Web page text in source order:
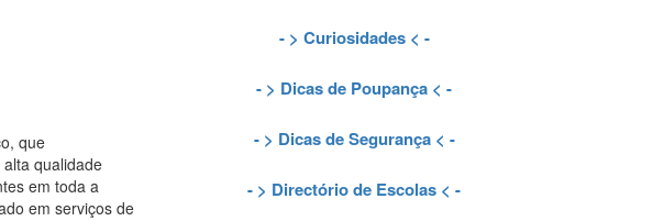
que
qualidade
em toda a
em serviços de
- > Curiosidades< -
- > Dicas de Poupança < -
- > Dicas de Segurança< -
- > Directório de Escolas < -